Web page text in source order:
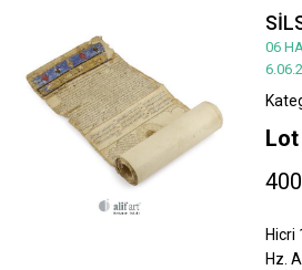
06
Hicri
Hz.